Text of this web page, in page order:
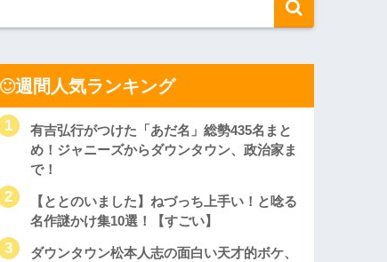
週間人気ランキング
有吉弘行がつけた「あだ名」総勢435名まと
め！ジャニーズからダウンタウン、政治家ま
で！
【ととのいました】ねづっち上手い！と唸る
名作謎かけ集10選！【すごい】
ダウンタウン松本人志の面白い天才的ボケ、